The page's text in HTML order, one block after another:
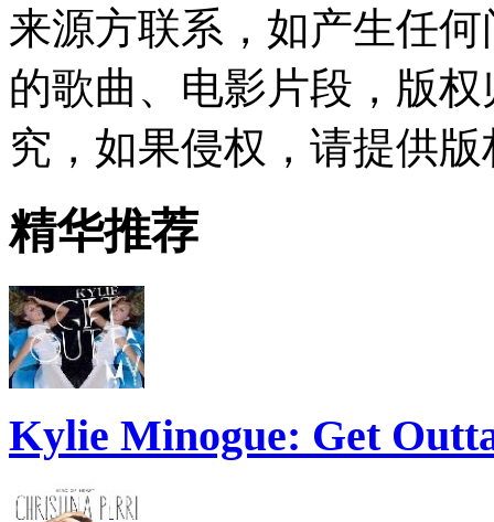
来源方联系，如产生任
的歌曲、电影片段，版
究，如果侵权，请提供
精华推荐
Kylie Minogue: Get